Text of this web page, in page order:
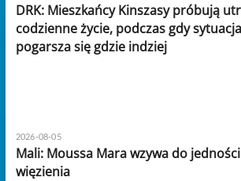
DRK: Mieszkańcy Kinszasy próbują
codzienne życie, podczas gdy
pogarsza się gdzie indziej
2026-08-05
Mali: Moussa Mara wzywa do
więzienia